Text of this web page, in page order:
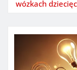
wózkach